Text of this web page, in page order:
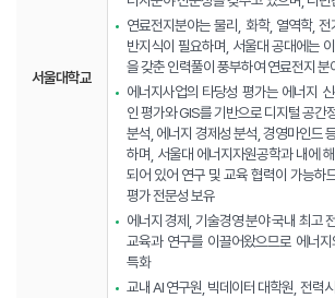
서울대학교
연료전지분야는 물리, 화학, 열역학,
반지식이 필요하며, 서울대 공대에는
을 갖춘 인력풀이 풍부하여 연료전지 분
에너지사업의 타당성 평가는 에너지
인 평가와 GIS를 기반으로 디지털 공간
분석, 에너지 경제성 분석, 경영마인드
하며, 서울대 에너지자원공학과 내에
되어 있어 연구 및 교육 협력이 가능하
평가 전문성 보유
에너지 경제, 기술경영 분야 국내 최고
교육과 연구를 이끌어왔으므로 에너
특화
교내 AI 연구원, 빅데이터 대학원, 전력